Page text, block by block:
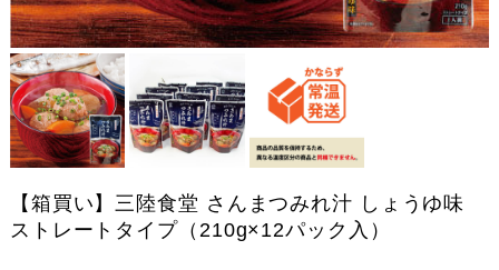
【箱買い】三陸食堂 さんまつみれ汁 しょうゆ味
ストレートタイプ（210g×12パック入）